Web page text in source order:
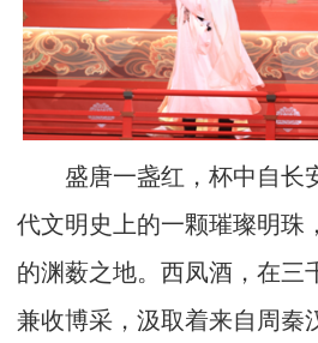
盛唐一盏红，杯中自长
代文明史上的一颗璀璨明珠
的渊薮之地。西凤酒，在三
兼收博采，汲取着来自周秦